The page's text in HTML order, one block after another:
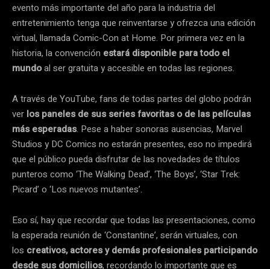
evento más importante del año para la industria del
entretenimiento tenga que reinventarse y ofrezca una edición
virtual, llamada Comic-Con at Home. Por primera vez en la
historia, la convención estará disponible para todo el
mundoal ser gratuita y accesible en todas las regiones.
A través de YouTube, fans de todas partes del globo podrán
ver los paneles de sus series favoritas o de las películas
más esperadas. Pese a haber sonoras ausencias, Marvel
Studios y DC Comics no estarán presentes, eso no impedirá
que el público pueda disfrutar de las novedades de títulos
punteros como ‘The Walking Dead’, ‘The Boys’, ‘Star Trek:
Picard’ o ‘Los nuevos mutantes’.
Eso sí, hay que recordar que todas las presentaciones, como
la esperada reunión de ‘Constantine’, serán virtuales, con
los creativos, actores y demás profesionales participando
desde sus domicilios, recordando lo importante que es